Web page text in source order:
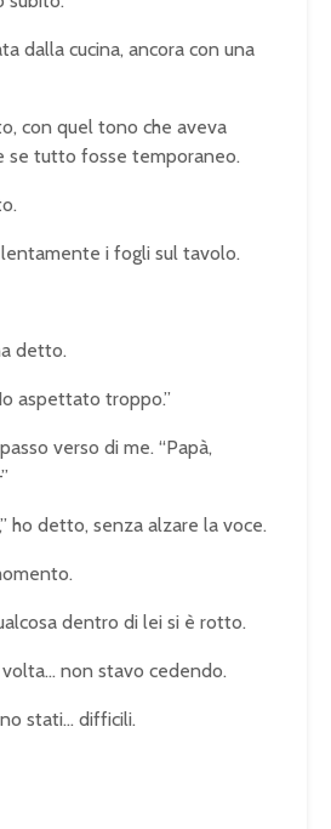
dalla cucina, ancora con una
con quel tono che aveva
se tutto fosse temporaneo.
i fogli sul tavolo.
detto.
aspettato troppo.”
verso di me. “Papà,
ho detto, senza alzare la voce.
dentro di lei si è rotto.
non stavo cedendo.
stati… difficili.